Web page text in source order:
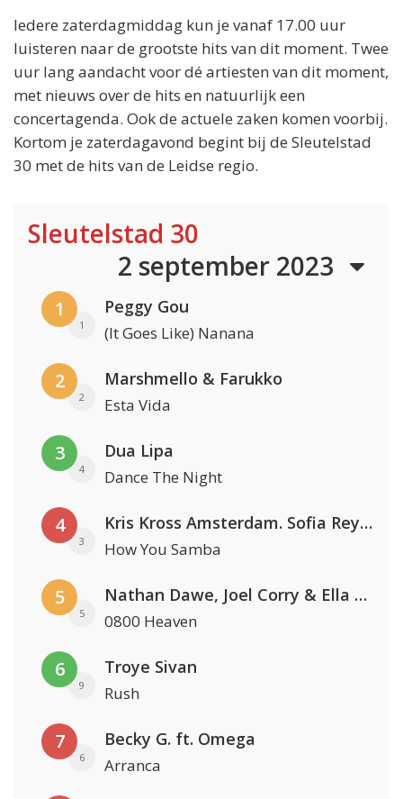
Iedere zaterdagmiddag kun je vanaf 17.00 uur
luisteren naar de grootste hits van dit moment. Twee
uur lang aandacht voor dé artiesten van dit moment,
met nieuws over de hits en natuurlijk een
concertagenda. Ook de actuele zaken komen voorbij.
Kortom je zaterdagavond begint bij de Sleutelstad
30 met de hits van de Leidse regio.
Sleutelstad 30
2 september 2023
1
1
Peggy Gou
(It Goes Like) Nanana
2
2
Marshmello & Farukko
Esta Vida
3
4
Dua Lipa
Dance The Night
4
3
Kris Kross Amsterdam. Sofia Reyes & Tinie Tempah
How You Samba
5
5
Nathan Dawe, Joel Corry & Ella Henderson
0800 Heaven
6
9
Troye Sivan
Rush
7
6
Becky G. ft. Omega
Arranca